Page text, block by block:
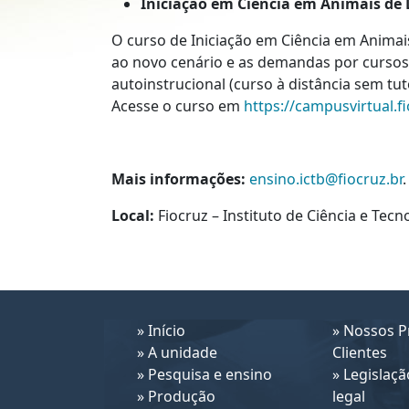
O curso de Iniciação em Ciência em
ao novo cenário e as demandas por
autoinstrucional (curso à distância sem
Acesse o curso em https://
Mais informações: ensino.ictb@fiocruz.br.
Local: Fiocruz – Instituto de Ciência e
»Início
»A unidade
» Pesquisa e ensino
» Produção
» Nossos
Clientes
»
legal